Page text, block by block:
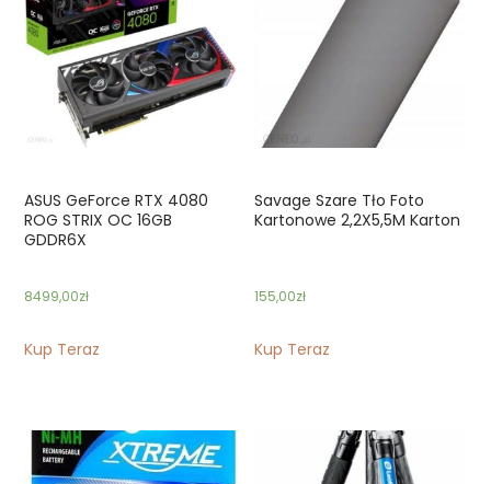
ASUS GeForce RTX 4080
ROG STRIX OC 16GB
GDDR6X
8499,00zł
Kup Teraz
Savage Szare Tło Foto
Kartonowe 2,2X5,5M Karton
155,00zł
Kup Teraz